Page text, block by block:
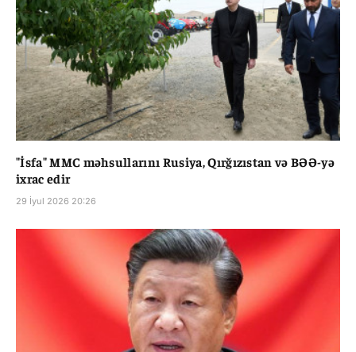
"İsfa" MMC məhsullarını Rusiya, Qırğızıstan və BƏƏ-yə
ixrac edir
29 İyul 2026 20:26